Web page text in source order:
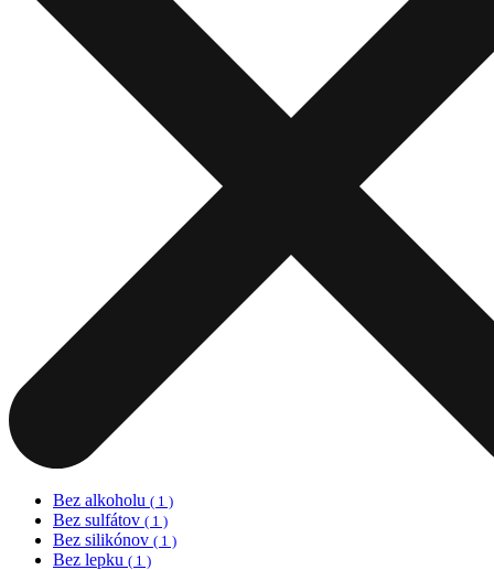
Bez alkoholu ( 1 )
Bez sulfátov ( 1 )
Bez silikónov ( 1 )
Bez lepku ( 1 )